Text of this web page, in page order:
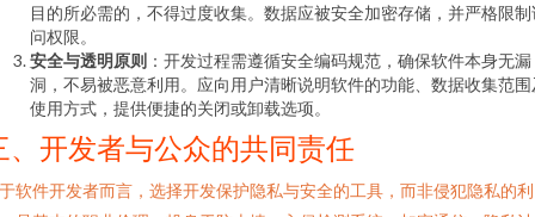
目的所必需的，不得过度收集。数据应被安全加密存储，并严格限制
问权限。
安全与透明原则 ：开发过程需遵循安全编码规范，确保软件本身无漏
洞，不易被恶意利用。应向用户清晰说明软件的功能、数据收集范围
使用方式，提供便捷的关闭或卸载选项。
、开发者与公众的共同责任
软件开发者而言，选择开发保护隐私与安全的工具，而非侵犯隐私的利